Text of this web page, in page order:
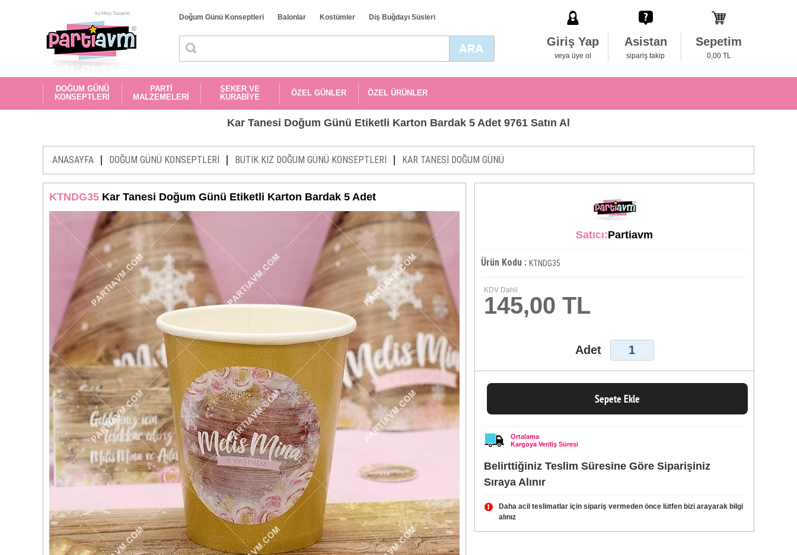
Doğum Günü Konseptleri Balonlar Kostümler Diş Buğdayı Süsleri
Giriş Yap
veya üye ol
Asistan
sipariş takip
Sepetim
0,00 TL
DOĞUM GÜNÜ
KONSEPTLERİ
PARTİ
MALZEMELERİ
ŞEKER VE
KURABİYE
ÖZEL GÜNLER ÖZEL ÜRÜNLER
Kar Tanesi Doğum Günü Etiketli Karton Bardak 5 Adet 9761 Satın Al
ANASAYFA | DOĞUM GÜNÜ KONSEPTLERİ | BUTİK KIZ DOĞUM GÜNÜ KONSEPTLERİ | KAR TANESİ DOĞUM GÜNÜ
KTNDG35 Kar Tanesi Doğum Günü Etiketli Karton Bardak 5 Adet
Satıcı:Partiavm
Ürün Kodu :KTNDG35
KDV Dahil
145,00 TL
Adet
Sepete Ekle
Ortalama
Kargoya Veriliş Süresi
Belirttiğiniz Teslim Süresine Göre Siparişiniz
Sıraya Alınır
Daha acil teslimatlar için sipariş vermeden önce lütfen bizi arayarak bilgi
alınız